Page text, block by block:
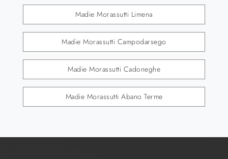
Madie Morassutti Limena
Madie Morassutti Campodarsego
Madie Morassutti Cadoneghe
Madie Morassutti Abano Terme